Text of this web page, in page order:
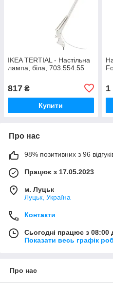
IKEA TERTIAL - Настільна
лампа, біла, 703.554.55
817 ₴
Купити
1
Про нас
98% позитивних з 96
Працює з 17.05.2023
м. Луцьк
Луцьк, Україна
Контакти
Сьогодні працює з 08:00
Показати весь графік
Про нас